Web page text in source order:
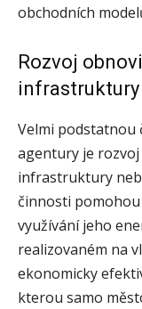
obchodních
Rozvoj
infrastruktury
Velmi
agentury je
infrastruktury
činnosti
využívání jeho
realizovaném na
ekonomicky
kterou samo